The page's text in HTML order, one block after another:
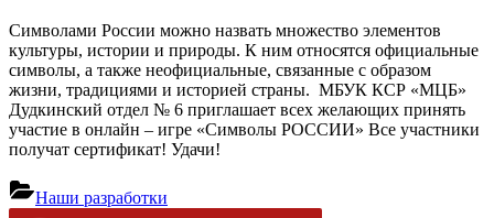
Символами России можно назвать множество элементов
культуры, истории и природы. К ним относятся официальные
символы, а также неофициальные, связанные с образом
жизни, традициями и историей страны. МБУК КСР «МЦБ»
Дудкинский отдел № 6 приглашает всех желающих принять
участие в онлайн – игре «Символы РОССИИ» Все участники
получат сертификат! Удачи!
Наши разработки